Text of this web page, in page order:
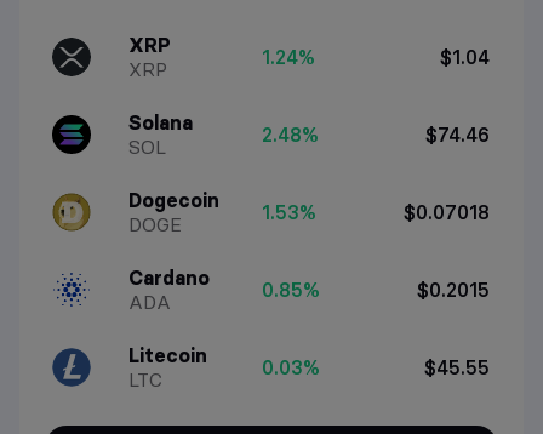
XRP
XRP
1.24% $1.04
Solana
SOL
2.48% $74.46
Dogecoin
DOGE
1.53% $0.07018
Cardano
ADA
0.85% $0.2015
Litecoin
LTC
0.03% $45.55